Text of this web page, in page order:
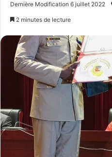
Dernière Modification 6 juillet 2022
2 minutes de lecture